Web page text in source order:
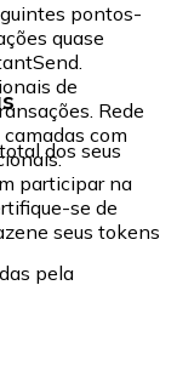
pontos-
quase
de
Rede
com
participar na
se de
seus tokens
dos seus
pela